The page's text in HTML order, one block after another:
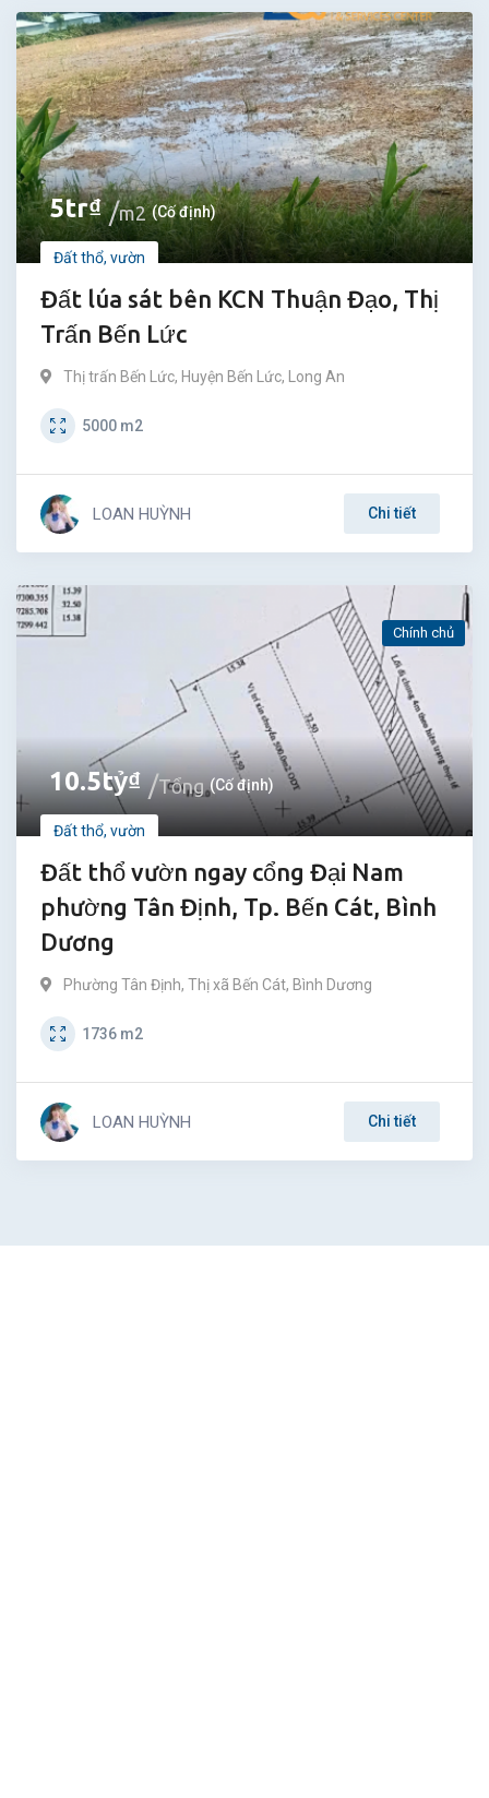
5tr₫ m2 (Cố định)
Đất thổ, vườn
Đất lúa sát bên KCN Thuận Đạo, Thị
Trấn Bến Lức
Thị trấn Bến Lức, Huyện Bến Lức, Long An
5000 m2
LOAN HUỲNH Chi tiết
10.5tỷ₫ Tổng (Cố định)
Đất thổ, vườn
Đất thổ vườn ngay cổng Đại Nam
phường Tân Định, Tp. Bến Cát, Bình
Dương
Chính chủ
Phường Tân Định, Thị xã Bến Cát, Bình Dương
1736 m2
LOAN HUỲNH Chi tiết